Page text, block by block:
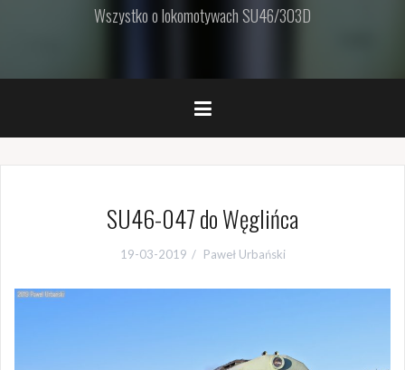
Wszystko o lokomotywach SU46/303D
SU46-047 do Węglińca
19-03-2019 Paweł Urbański